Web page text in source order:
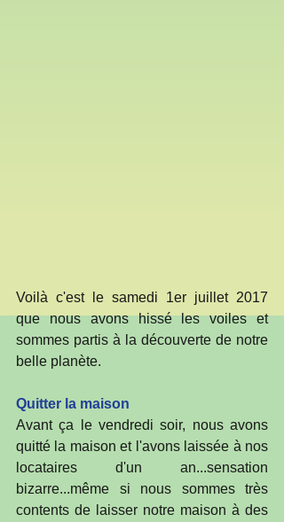
Voilà c'est le samedi 1er juillet 2017
que nous avons hissé les voiles et
sommes partis à la découverte de notre
belle planète.
Quitter la maison
Avant ça le vendredi soir, nous avons
quitté la maison et l'avons laissée à nos
locataires d'un an...sensation
bizarre...même si nous sommes très
contents de laisser notre maison à des